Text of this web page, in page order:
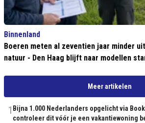
Binnenland
Boeren meten al zeventien jaar minder
natuur - Den Haag blijft naar modellen
Meer artikelen
1 Bijna 1.000 Nederlanders opgelicht via
controleer dit vóór je een vakantiewoning